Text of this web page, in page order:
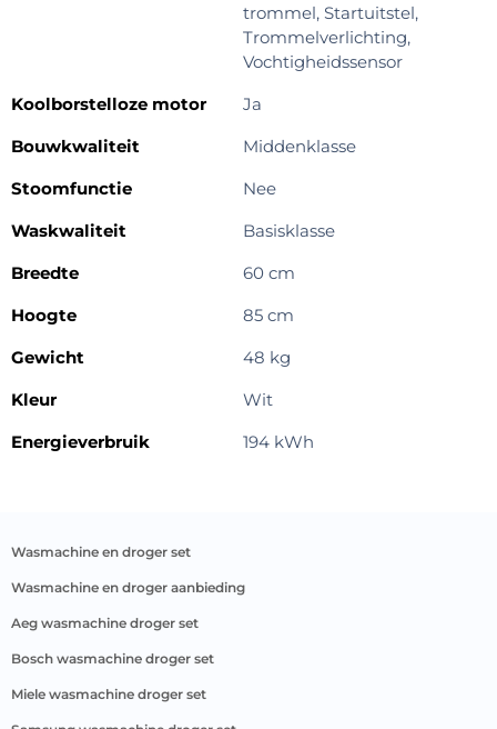
trommel, Startuitstel,
Trommelverlichting,
Vochtigheidssensor
Koolborstelloze motor
Ja
Bouwkwaliteit
Middenklasse
Stoomfunctie
Nee
Waskwaliteit
Basisklasse
Breedte
60 cm
Hoogte
85 cm
Gewicht
48 kg
Kleur
Wit
Energieverbruik
194 kWh
wasmachine en droger set
wasmachine en droger aanbieding
aeg wasmachine droger set
bosch wasmachine droger set
miele wasmachine droger set